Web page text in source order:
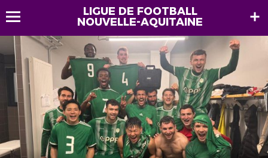
LIGUE DE FOOTBALL
NOUVELLE-AQUITAINE